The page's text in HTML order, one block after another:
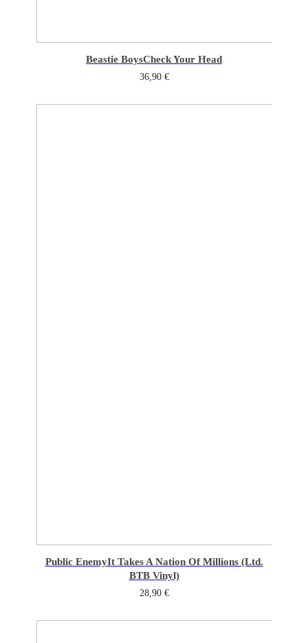
Beastie BoysCheck Your Head
36,90 €
Public EnemyIt Takes A Nation Of Millions (Ltd.
BTB Vinyl)
28,90 €